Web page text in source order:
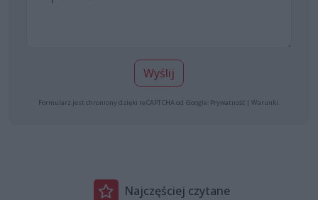
Wyślij
Formularz jest chroniony dzięki reCAPTCHA od Google: Prywatność | Warunki
Najczęściej czytane